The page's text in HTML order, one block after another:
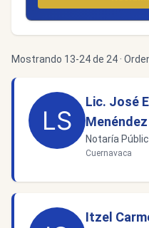
Mostrando 13-24 de 24 ·
Lic. José
Notaría
Cuernavaca
Itzel